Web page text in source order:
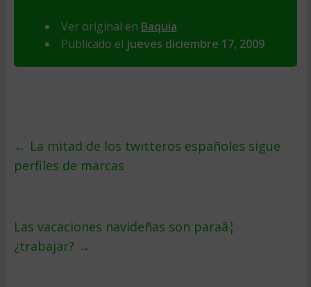
Ver original en Baquia
Publicado el jueves diciembre 17, 2009
← La mitad de los twitteros españoles sigue
perfiles de marcas
Las vacaciones navideñas son paraâ¦
¿trabajar? →